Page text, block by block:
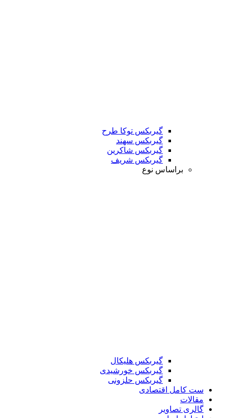
گیربکس توکا طرح
گیربکس سهند
گیربکس شاکرین
گیربکس شریف
براساس نوع
گیربکس هلیکال
گیربکس خورشیدی
گیربکس حلزونی
ست کامل اقتصادی
مقالات
گالری تصاویر